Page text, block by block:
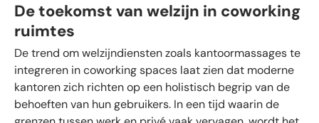
De toekomst van welzijn in coworking
ruimtes
De trend om welzijndiensten zoals kantoormassages te
integreren in coworking spaces laat zien dat moderne
kantoren zich richten op een holistisch begrip van de
behoeften van hun gebruikers. In een tijd waarin de